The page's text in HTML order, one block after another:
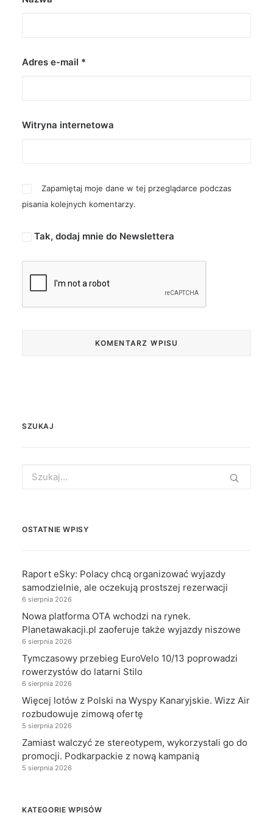
Adres e-mail *
Witryna internetowa
Zapamiętaj moje dane w tej przeglądarce podczas
pisania kolejnych komentarzy.
Tak, dodaj mnie do Newslettera
SZUKAJ
for:
OSTATNIE WPISY
Raport eSky: Polacy chcą organizować wyjazdy
samodzielnie, ale oczekują prostszej rezerwacji
6 sierpnia 2026
Nowa platforma OTA wchodzi na rynek.
Planetawakacji.pl zaoferuje także wyjazdy niszowe
6 sierpnia 2026
Tymczasowy przebieg EuroVelo 10/13 poprowadzi
rowerzystów do latarni Stilo
6 sierpnia 2026
Więcej lotów z Polski na Wyspy Kanaryjskie. Wizz Air
rozbudowuje zimową ofertę
5 sierpnia 2026
Zamiast walczyć ze stereotypem, wykorzystali go do
promocji. Podkarpackie z nową kampanią
5 sierpnia 2026
KATEGORIE WPISÓW